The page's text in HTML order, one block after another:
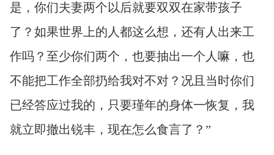
是，你们夫妻两个以后就要双双在家带孩子
了？如果世界上的人都这么想，还有人出来工
作吗？至少你们两个，也要抽出一个人嘛，也
不能把工作全部扔给我对不对？况且当时你们
已经答应过我的，只要瑾年的身体一恢复，我
就立即撤出锐丰，现在怎么食言了？”